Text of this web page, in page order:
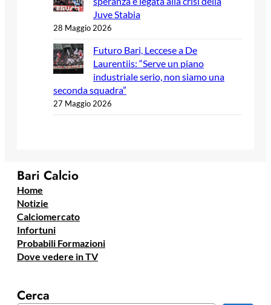
Juve Stabia
28 Maggio 2026
Futuro Bari, Leccese a De
Laurentiis: “Serve un piano
industriale serio, non siamo una
seconda squadra”
27 Maggio 2026
Bari Calcio
Home
Notizie
Calciomercato
Infortuni
Probabili Formazioni
Dove vedere in TV
Cerca